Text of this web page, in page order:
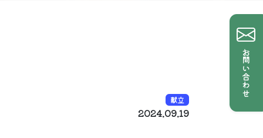
お問い合わせ
献立
2024.09.19